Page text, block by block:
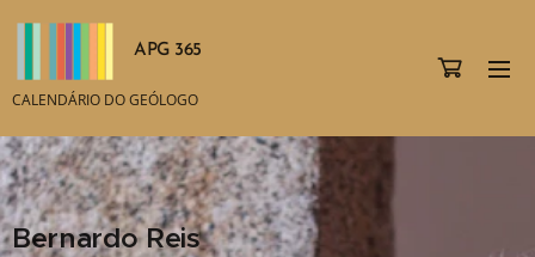
APG 365
CALENDÁRIO DO GEÓLOGO
Bernardo Reis